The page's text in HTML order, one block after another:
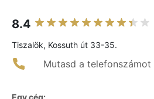
8.4
Tiszalök, Kossuth út 33-35.
Mutasd a telefonszámot
Egy cég: